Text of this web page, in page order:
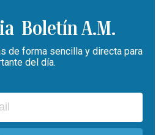
Boletín A.M.
de forma sencilla y directa para
del día.